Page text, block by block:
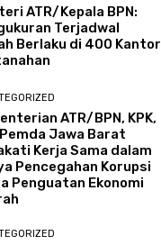
ATR/Kepala BPN:
Terjadwal
Berlaku di 400 Kantor
ATR/BPN, KPK,
Jawa Barat
Kerja Sama dalam
Pencegahan Korupsi
Penguatan Ekonomi